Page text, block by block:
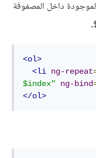
داخل المصفوفة
<ol>
<li ng-repeat
$index"
ng-bind
</ol>